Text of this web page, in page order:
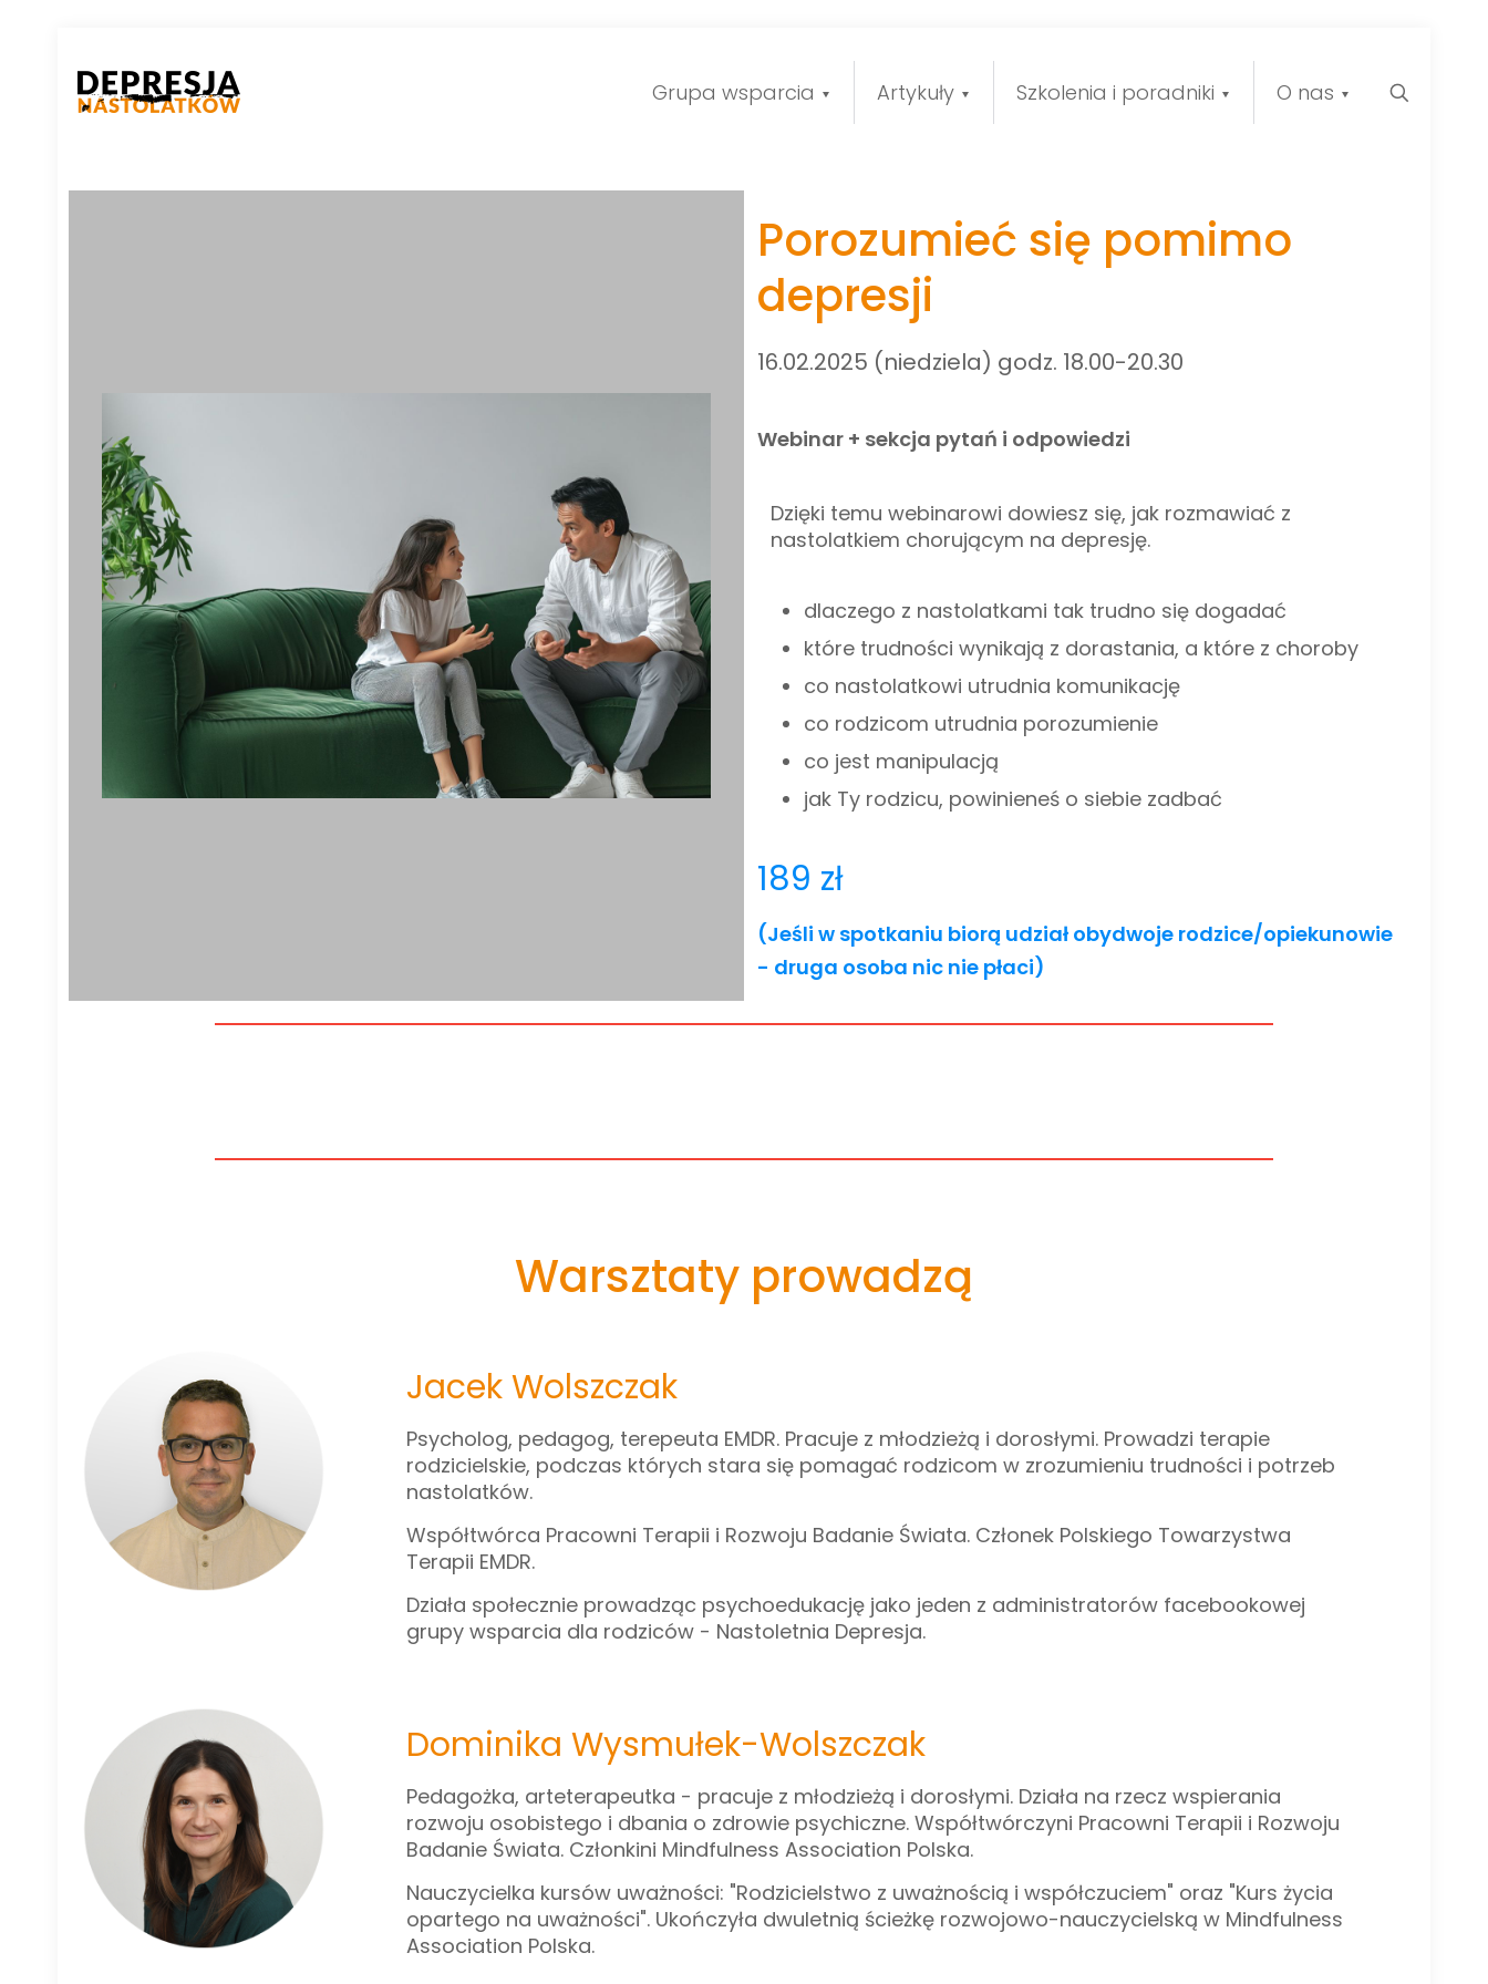
Grupa wsparcia Artykuły Szkolenia i poradniki O nas
Porozumieć się pomimo
depresji
16.02.2025 (niedziela) godz. 18.00-20.30
Webinar + sekcja pytań i odpowiedzi
Dzięki temu webinarowi dowiesz się, jak rozmawiać z
nastolatkiem chorującym na depresję.
dlaczego z nastolatkami tak trudno się dogadać
które trudności wynikają z dorastania, a które z choroby
co nastolatkowi utrudnia komunikację
co rodzicom utrudnia porozumienie
co jest manipulacją
jak Ty rodzicu, powinieneś o siebie zadbać
189 zł
(Jeśli w spotkaniu biorą udział obydwoje rodzice/opiekunowie
- druga osoba nic nie płaci)
Warsztaty prowadzą
Jacek Wolszczak
Psycholog, pedagog, terepeuta EMDR. Pracuje z młodzieżą i dorosłymi. Prowadzi terapie
rodzicielskie, podczas których stara się pomagać rodzicom w zrozumieniu trudności i potrzeb
nastolatków.
Współtwórca Pracowni Terapii i Rozwoju Badanie Świata. Członek Polskiego Towarzystwa
Terapii EMDR.
Działa społecznie prowadząc psychoedukację jako jeden z administratorów facebookowej
grupy wsparcia dla rodziców - Nastoletnia Depresja.
Dominika Wysmułek-Wolszczak
Pedagożka, arteterapeutka - pracuje z młodzieżą i dorosłymi. Działa na rzecz wspierania
rozwoju osobistego i dbania o zdrowie psychiczne. Współtwórczyni Pracowni Terapii i Rozwoju
Badanie Świata. Członkini Mindfulness Association Polska.
Nauczycielka kursów uważności: "Rodzicielstwo z uważnością i współczuciem" oraz "Kurs życia
opartego na uważności". Ukończyła dwuletnią ścieżkę rozwojowo-nauczycielską w Mindfulness
Association Polska.